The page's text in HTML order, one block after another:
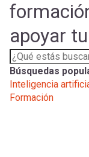
entrar
a
mi
Comunidad
Exploración
Expand
Inicia
sesión
apoyar
Búsquedas
Inteligencia
Formación